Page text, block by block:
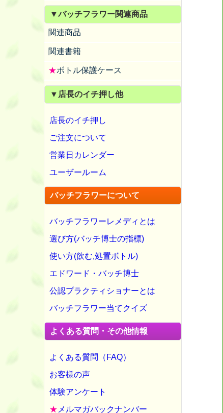
▼バッチフラワー関連商品
関連商品
関連書籍
★ボトル保護ケース
▼店長のイチ押し他
店長のイチ押し
ご注文について
営業日カレンダー
ユーザールーム
バッチフラワーについて
バッチフラワーレメディとは
選び方(バッチ博士の指標)
使い方(飲む,処置ボトル)
エドワード・バッチ博士
公認プラクティショナーとは
バッチフラワー当てクイズ
よくある質問・その他情報
よくある質問（FAQ）
お客様の声
体験アンケート
★ メルマガバックナンバー